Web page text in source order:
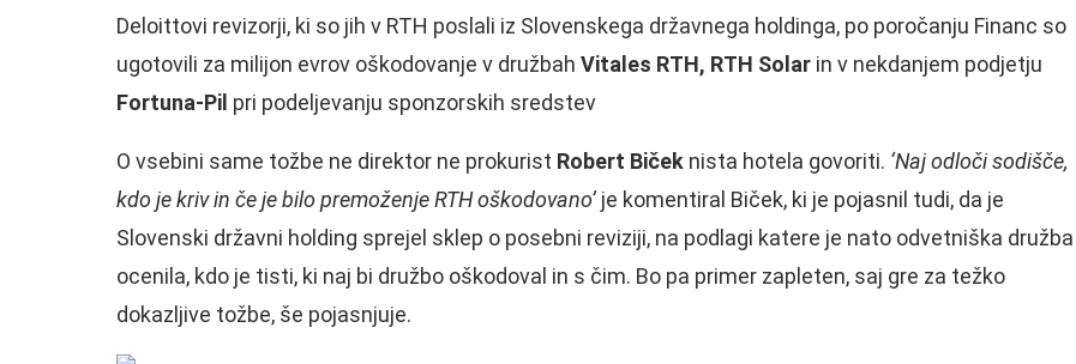
Deloittovi revizorji, ki so jih v RTH poslali iz Slovenskega državnega holdinga, po poročanju Financ so
ugotovili za milijon evrov oškodovanje v družbah Vitales RTH, RTH Solar in v nekdanjem podjetju
Fortuna-Pil pri podeljevanju sponzorskih sredstev
O vsebini same tožbe ne direktor ne prokurist Robert Biček nista hotela govoriti. ‘Naj odloči sodišče,
kdo je kriv in če je bilo premoženje RTH oškodovano’je komentiral Biček, ki je pojasnil tudi, da je
Slovenski državni holding sprejel sklep o posebni reviziji, na podlagi katere je nato odvetniška družba
ocenila, kdo je tisti, ki naj bi družbo oškodoval in s čim. Bo pa primer zapleten, saj gre za težko
dokazljive tožbe, še pojasnjuje.